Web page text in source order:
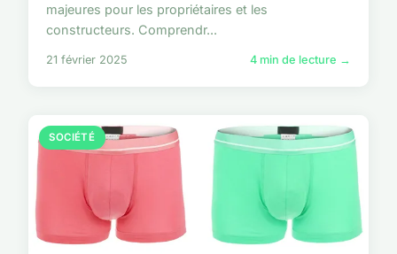
majeures pour les propriétaires et les
constructeurs. Comprendr...
21 février 2025 4 min de lecture →
SOCIÉTÉ